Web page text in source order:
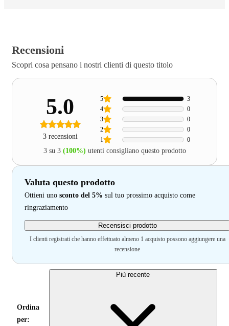
Recensioni
Scopri cosa pensano i nostri clienti di questo titolo
5.0
3 recensioni 1 0
2 0
3 0
4 0
5 3
3 su 3 (100%) utenti consigliano questo prodotto
Valuta questo prodotto
Ottieni uno sconto del 5% sul tuo prossimo acquisto come
ringraziamento
Recensisci prodotto
I clienti registrati che hanno effettuato almeno 1 acquisto possono aggiungere una
recensione
Ordina
per:
Più recente